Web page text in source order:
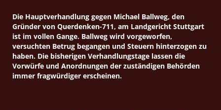
Die Hauptverhandlung gegen Michael Ballweg, den
Gründer von Querdenken-711, am Landgericht Stuttgart
ist im vollen Gange. Ballweg wird vorgeworfen,
versuchten Betrug begangen und Steuern hinterzogen zu
haben. Die bisherigen Verhandlungstage lassen die
Vorwürfe und Anordnungen der zuständigen Behörden
immer fragwürdiger erscheinen.